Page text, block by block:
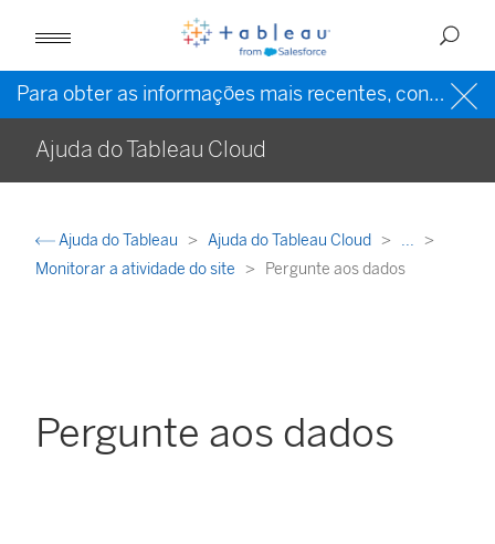
Para obter as informações mais recentes, consulte a
Ajuda do Tableau Cloud
Ajuda do Tableau Ajuda do Tableau Cloud
...
Monitorar a atividade do site
Pergunte aos dados
Pergunte aos dados